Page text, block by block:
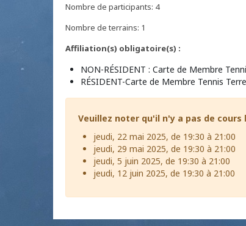
Nombre de participants: 4
Nombre de terrains: 1
Affiliation(s) obligatoire(s) :
NON-RÉSIDENT : Carte de Membre
RÉSIDENT-Carte de Membre Tennis
Veuillez noter qu'il n'y a pas de cours
jeudi, 22 mai 2025, de 19:30 à 21:00
jeudi, 29 mai 2025, de 19:30 à 21:00
jeudi, 5 juin 2025, de 19:30 à 21:00
jeudi, 12 juin 2025, de 19:30 à 21:00